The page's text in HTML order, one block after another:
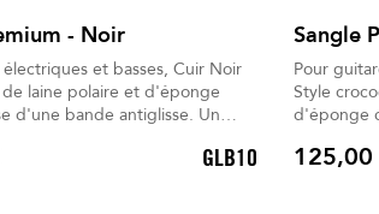
- Noir
et basses, Cuir Noir
déperlant.
GLB10
Sangle
Pour
Style crocodile . Doublé de
d'éponge coton.
Prix
125,00